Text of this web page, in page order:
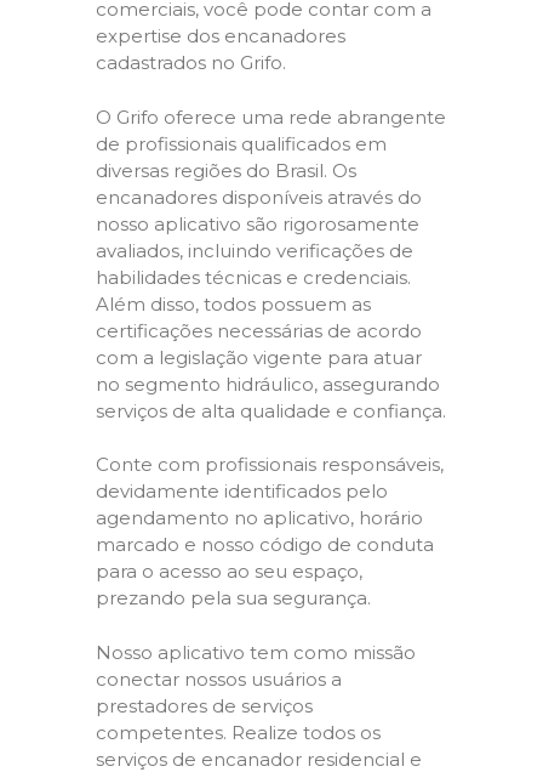
comerciais, você pode contar com a
expertise dos encanadores
cadastrados no Grifo.
O Grifo oferece uma rede abrangente
de profissionais qualificados em
diversas regiões do Brasil. Os
encanadores disponíveis através do
nosso aplicativo são rigorosamente
avaliados, incluindo verificações de
habilidades técnicas e credenciais.
Além disso, todos possuem as
certificações necessárias de acordo
com a legislação vigente para atuar
no segmento hidráulico, assegurando
serviços de alta qualidade e confiança.
Conte com profissionais responsáveis,
devidamente identificados pelo
agendamento no aplicativo, horário
marcado e nosso código de conduta
para o acesso ao seu espaço,
prezando pela sua segurança.
Nosso aplicativo tem como missão
conectar nossos usuários a
prestadores de serviços
competentes. Realize todos os
serviços de encanador residencial e